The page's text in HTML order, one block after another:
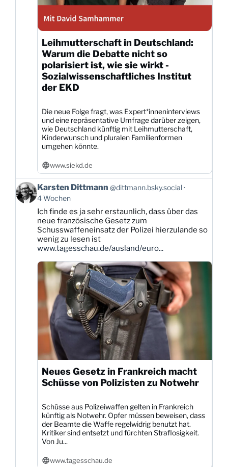
Leihmutterschaft in Deutschland:
Warum die Debatte nicht so
polarisiert ist, wie sie wirkt -
Sozialwissenschaftliches Institut
der EKD
Die neue Folge fragt, was Expert*inneninterviews
und eine repräsentative Umfrage darüber zeigen,
wie Deutschland künftig mit Leihmutterschaft,
Kinderwunsch und pluralen Familienformen
umgehen könnte.
www.siekd.de
Beitrag
von
Karsten
Dittmann
Bluesky
ansehen
Karsten Dittmann @dittmann.bsky.social
4 Wochen
Ich finde es ja sehr erstaunlich, dass über das
neue französische Gesetz zum
Schusswaffeneinsatz der Polizei hierzulande so
wenig zu lesen ist
www.tagesschau.de/ausland/euro...
Neues Gesetz in Frankreich macht
Schüsse von Polizisten zu Notwehr
Schüsse aus Polizeiwaffen gelten in Frankreich
künftig als Notwehr. Opfer müssen beweisen, dass
der Beamte die Waffe regelwidrig benutzt hat.
Kritiker sind entsetzt und fürchten Straflosigkeit.
Von Ju...
www.tagesschau.de